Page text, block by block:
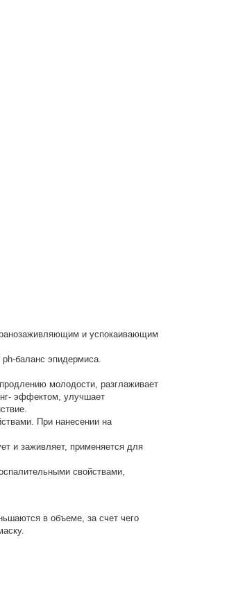
ранозаживляющим и успокаивающим
баланс эпидермиса.
молодости, разглаживает
эффектом, улучшает
При нанесении на
и заживляет, применяется для
свойствами,
в объеме, за счет чего